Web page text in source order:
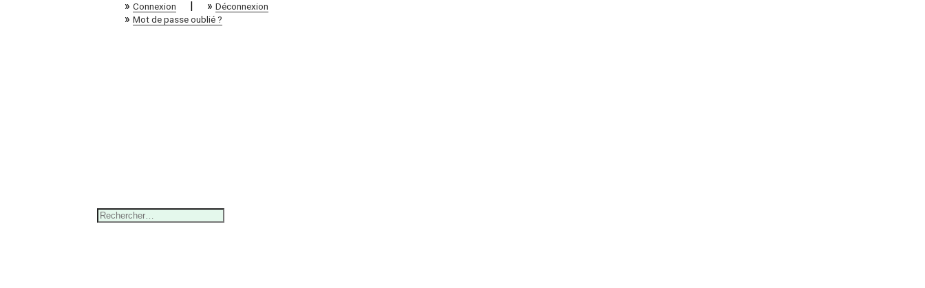
» Connexion » Déconnexion
» Mot de passe oublié ?
Rechercher :